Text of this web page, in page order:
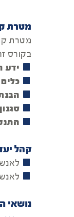
מטרת
מטרת
בקורס
ידע
קהל
נושאי